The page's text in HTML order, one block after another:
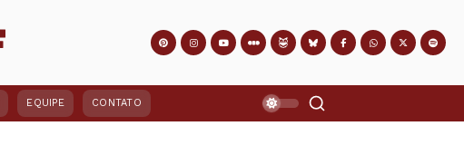
EQUIPE CONTATO